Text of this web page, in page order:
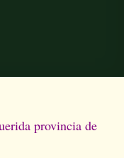
provincia de